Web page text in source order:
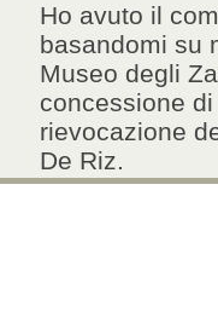
Ho avuto il
basandomi su
Museo degli
concessione
rievocazione
De Riz.